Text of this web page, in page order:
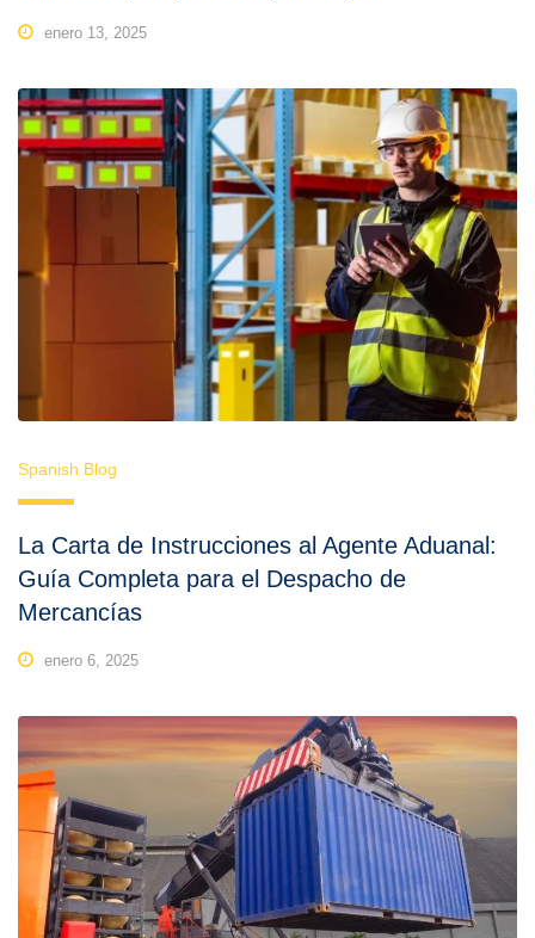
enero 13, 2025
Spanish Blog
La Carta de Instrucciones al Agente Aduanal:
Guía Completa para el Despacho de
Mercancías
enero 6, 2025